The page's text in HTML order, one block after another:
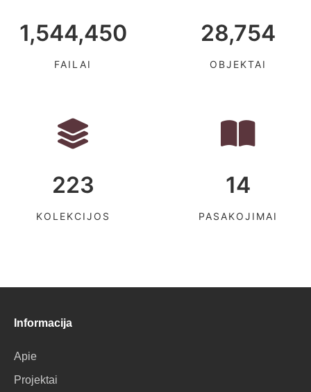
1,544,450
FAILAI
28,754
OBJEKTAI
223
KOLEKCIJOS
14
PASAKOJIMAI
Informacija
Apie
Projektai